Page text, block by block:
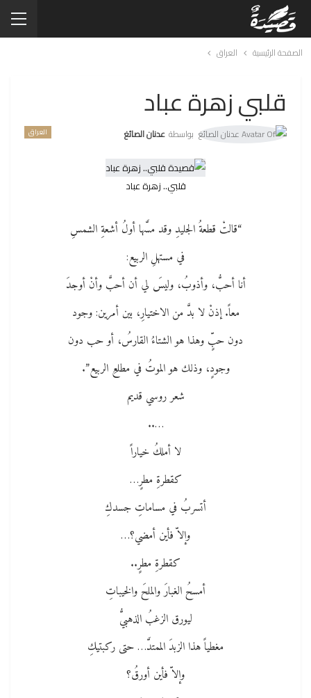
الصفحة الرئيسية العراق
قلبي زهرة عباد
العراق بواسطة عدنان الصائغ
قلبي.. زهرة عباد
“قالتْ قطعةُ الجليدِ وقد مسَّها أولُ أشعةِ الشمسِ
في مستهلِ الربيع:
أنا أحبُّ، وأذوبُ، وليسَ لي أن أحبَّ وأنْ أوجدَ
معاً. إذنْ لا بدَّ من الاختيارِ، بين أمرين: وجود
دون حبٍّ وهذا هو الشتاءُ القارسُ، أو حب دون
وجودٍ، وذلك هو الموتُ في مطلعِ الربيع”.
شعر روسي قديم
…..
لا أملكُ خياراً
كقطرةِ مطرٍ…
أتسربُ في مساماتِ جسدكِ
وإلاّ فأين أمضي؟…
كقطرةِ مطرٍ..
أمسحُ الغبارَ والملحَ والخيباتِ
ليورق الزغبُ الذهبيُّ
مغطياً هذا الزبدَ الممتدَّ… حتى ركبتيكِ
وإلاّ فأين أورقُ؟